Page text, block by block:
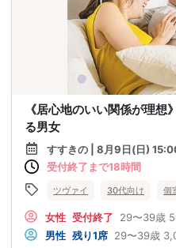
《居心地のいい関係が理想
る男女
すすきの | 8月9日(日)
受付終了まで18時間
ツヴァイ 30代向け 個
女性 受付終了 29〜39歳
男性 残り1席 29〜39歳